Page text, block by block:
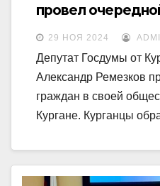
провел
29 НОЯ 2024
Депутат Госдумы от
Александр Ремезков
граждан в своей
Кургане. Курганцы